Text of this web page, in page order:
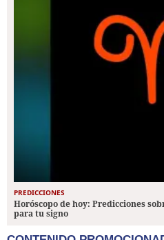
PREDICCIONES
Horóscopo de hoy: Predicciones
para tu signo